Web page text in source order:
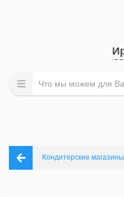
Кондитерские магазины